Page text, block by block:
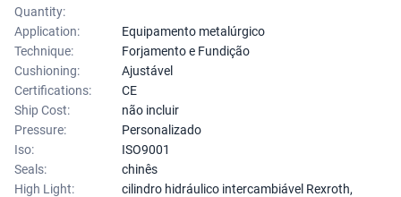
Quantity:
Application:
Equipamento metalúrgico
Technique:
Forjamento e Fundição
Cushioning:
Ajustável
Certifications:
CE
Ship Cost:
não incluir
Pressure:
Personalizado
Iso:
ISO9001
Seals:
chinês
High Light:
cilindro hidráulico intercambiável Rexroth,